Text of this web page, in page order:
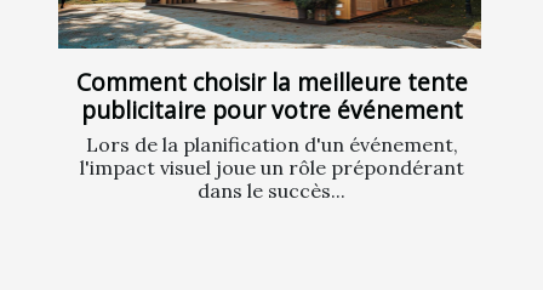
Comment choisir la meilleure tente
publicitaire pour votre événement
Lors de la planification d'un événement,
l'impact visuel joue un rôle prépondérant
dans le succès...